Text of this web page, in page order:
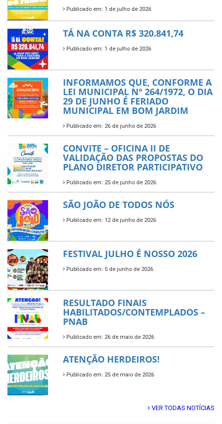
Publicado em: 1 de julho de 2026
TÁ NA CONTA R$ 320.841,74
Publicado em: 1 de julho de 2026
INFORMAMOS QUE, CONFORME A
LEI MUNICIPAL Nº 264/1972, O DIA
29 DE JUNHO É FERIADO
MUNICIPAL EM BOM JARDIM
Publicado em: 26 de junho de 2026
CONVITE – OFICINA II DE
VALIDAÇÃO DAS PROPOSTAS DO
PLANO DIRETOR PARTICIPATIVO
Publicado em: 25 de junho de 2026
SÃO JOÃO DE TODOS NÓS
Publicado em: 12 de junho de 2026
FESTIVAL JULHO É NOSSO 2026
Publicado em: 5 de junho de 2026
RESULTADO FINAIS
HABILITADOS/CONTEMPLADOS –
PNAB
Publicado em: 26 de maio de 2026
ATENÇÃO HERDEIROS!
Publicado em: 25 de maio de 2026
VER TODAS NOTÍCIAS